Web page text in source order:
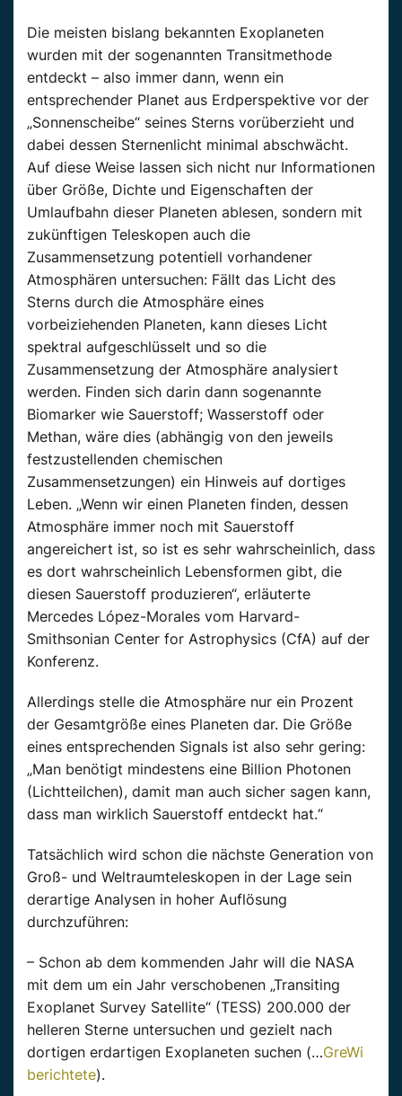
Die meisten bislang bekannten Exoplaneten
wurden mit der sogenannten Transitmethode
entdeckt – also immer dann, wenn ein
entsprechender Planet aus Erdperspektive vor der
„Sonnenscheibe“ seines Sterns vorüberzieht und
dabei dessen Sternenlicht minimal abschwächt.
Auf diese Weise lassen sich nicht nur Informationen
über Größe, Dichte und Eigenschaften der
Umlaufbahn dieser Planeten ablesen, sondern mit
zukünftigen Teleskopen auch die
Zusammensetzung potentiell vorhandener
Atmosphären untersuchen: Fällt das Licht des
Sterns durch die Atmosphäre eines
vorbeiziehenden Planeten, kann dieses Licht
spektral aufgeschlüsselt und so die
Zusammensetzung der Atmosphäre analysiert
werden. Finden sich darin dann sogenannte
Biomarker wie Sauerstoff; Wasserstoff oder
Methan, wäre dies (abhängig von den jeweils
festzustellenden chemischen
Zusammensetzungen) ein Hinweis auf dortiges
Leben. „Wenn wir einen Planeten finden, dessen
Atmosphäre immer noch mit Sauerstoff
angereichert ist, so ist es sehr wahrscheinlich, dass
es dort wahrscheinlich Lebensformen gibt, die
diesen Sauerstoff produzieren“, erläuterte
Mercedes López-Morales vom Harvard-
Smithsonian Center for Astrophysics (CfA) auf der
Konferenz.
Allerdings stelle die Atmosphäre nur ein Prozent
der Gesamtgröße eines Planeten dar. Die Größe
eines entsprechenden Signals ist also sehr gering:
„Man benötigt mindestens eine Billion Photonen
(Lichtteilchen), damit man auch sicher sagen kann,
dass man wirklich Sauerstoff entdeckt hat.“
Tatsächlich wird schon die nächste Generation von
Groß- und Weltraumteleskopen in der Lage sein
derartige Analysen in hoher Auflösung
durchzuführen:
– Schon ab dem kommenden Jahr will die NASA
mit dem um ein Jahr verschobenen „Transiting
Exoplanet Survey Satellite“ (TESS) 200.000 der
helleren Sterne untersuchen und gezielt nach
dortigen erdartigen Exoplaneten suchen (…GreWi
berichtete).